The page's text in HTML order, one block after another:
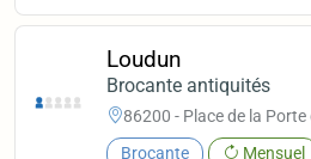
Loudun
Brocante antiquités
86200 - Place de la
Brocante Mensuel